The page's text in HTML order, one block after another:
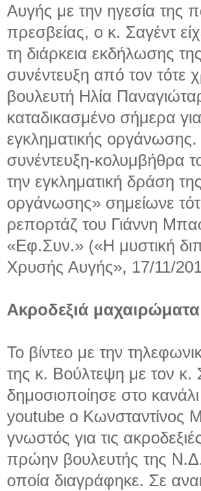
Αυγής με την ηγεσία της
πρεσβείας, ο κ. Σαγέντ
τη διάρκεια εκδήλωσης
συνέντευξη από τον τότε
βουλευτή Ηλία
καταδικασμένο σήμερα
εγκληματικής οργάνωσης.
συνέντευξη-κολυμβήθρα
την εγκληματική δράση της
οργάνωσης» σημείωνε
ρεπορτάζ του Γιάννη
«Εφ.Συν.» («Η μυστική
Χρυσής Αυγής», 17/11/
Ακροδεξιά μαχαιρώματα
Το βίντεο με την
της κ. Βούλτεψη με τον κ.
δημοσιοποίησε στο
youtube o Κωνσταντίνος
γνωστός για τις
πρώην βουλευτής της
οποία διαγράφηκε. Σε